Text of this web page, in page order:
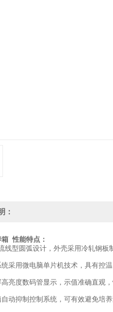
：
性能特点：
线型圆弧设计，外壳采用冷轧钢板
采用微电脑单片机技术，具有控
亮度数码管显示，示值准确直观
动抑制控制系统，可有效避免培